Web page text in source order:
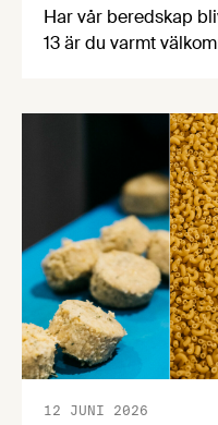
Har vår beredskap
13 är du varmt
för resiliens.
central del av
12 JUNI 2026